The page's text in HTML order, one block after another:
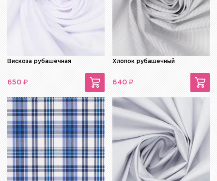
Вискоза рубашечная
650 ₽
Хлопок рубашечный
640 ₽